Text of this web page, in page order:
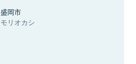
盛岡市
モリオカシ